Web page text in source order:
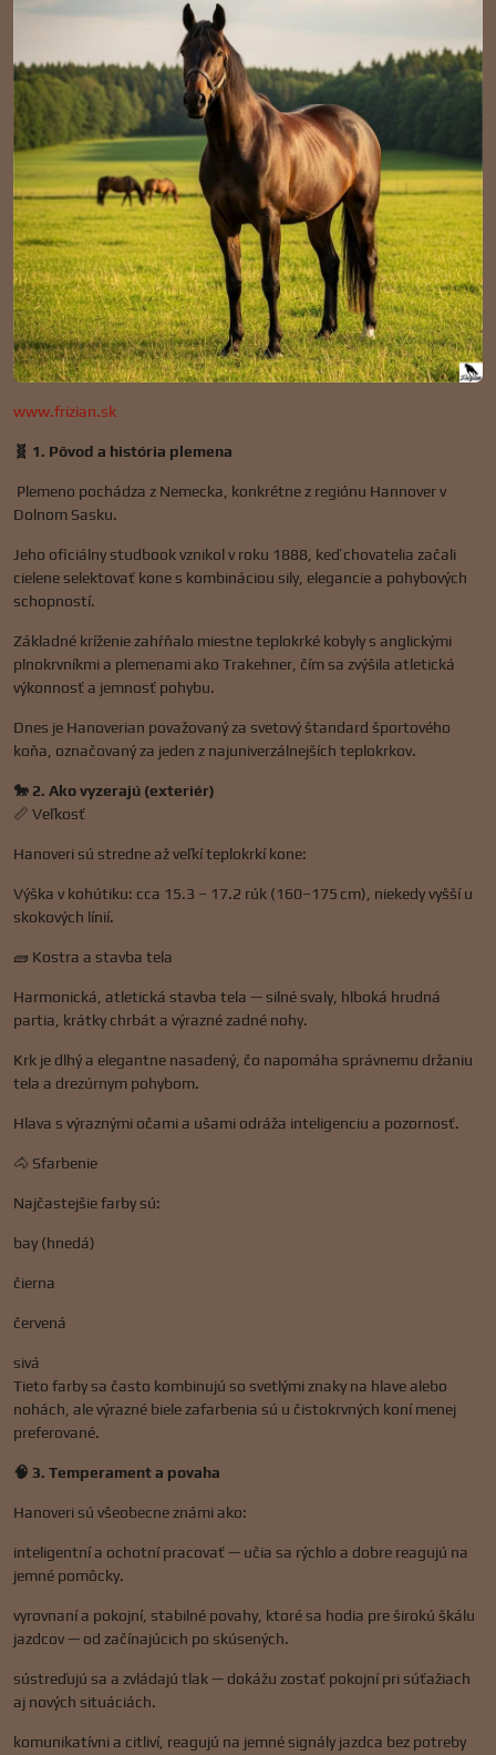
www.frizian.sk
🧬 1. Pôvod a história plemena
Plemeno pochádza z Nemecka, konkrétne z regiónu Hannover v
Dolnom Sasku.
Jeho oficiálny studbook vznikol v roku 1888, keď chovatelia začali
cielene selektovať kone s kombináciou sily, elegancie a pohybových
schopností.
Základné kríženie zahŕňalo miestne teplokrké kobyly s anglickými
plnokrvníkmi a plemenami ako Trakehner, čím sa zvýšila atletická
výkonnosť a jemnosť pohybu.
Dnes je Hanoverian považovaný za svetový štandard športového
koňa, označovaný za jeden z najuniverzálnejších teplokrkov.
🐎 2. Ako vyzerajú (exteriér)
📏 Veľkosť
Hanoveri sú stredne až veľkí teplokrkí kone:
Výška v kohútiku: cca 15.3 – 17.2 rúk (160–175 cm), niekedy vyšší u
skokových línií.
🧱 Kostra a stavba tela
Harmonická, atletická stavba tela — silné svaly, hlboká hrudná
partia, krátky chrbát a výrazné zadné nohy.
Krk je dlhý a elegantne nasadený, čo napomáha správnemu držaniu
tela a drezúrnym pohybom.
Hlava s výraznými očami a ušami odráža inteligenciu a pozornosť.
🐴 Sfarbenie
Najčastejšie farby sú:
bay (hnedá)
čierna
červená
sivá
Tieto farby sa často kombinujú so svetlými znaky na hlave alebo
nohách, ale výrazné biele zafarbenia sú u čistokrvných koní menej
preferované.
🧠 3. Temperament a povaha
Hanoveri sú všeobecne známi ako:
inteligentní a ochotní pracovať — učia sa rýchlo a dobre reagujú na
jemné pomôcky.
vyrovnaní a pokojní, stabilné povahy, ktoré sa hodia pre širokú škálu
jazdcov — od začínajúcich po skúsených.
sústreďujú sa a zvládajú tlak — dokážu zostať pokojní pri súťažiach
aj nových situáciách.
komunikatívni a citliví, reagujú na jemné signály jazdca bez potreby